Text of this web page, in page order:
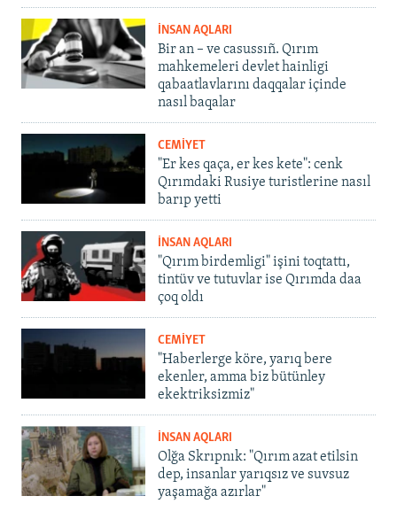
İNSAN AQLARI
Bir an – ve casussıñ. Qırım
mahkemeleri devlet hainligi
qabaatlavlarını daqqalar içinde
nasıl baqalar
CEMİYET
"Er kes qaça, er kes kete": cenk
Qırımdaki Rusiye turistlerine nasıl
barıp yetti
İNSAN AQLARI
"Qırım birdemligi" işini toqtattı,
tintüv ve tutuvlar ise Qırımda daa
çoq oldı
CEMİYET
"Haberlerge köre, yarıq bere
ekenler, amma biz bütünley
ekektriksizmiz"
İNSAN AQLARI
Olğa Skrıpnık: "Qırım azat etilsin
dep, insanlar yarıqsız ve suvsuz
yaşamağa azırlar"